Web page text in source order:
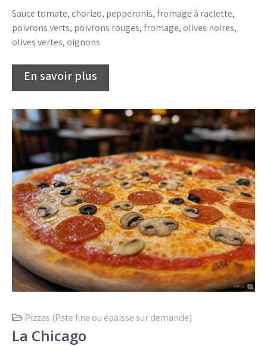
Sauce tomate, chorizo, pepperonis, fromage à raclette,
poivrons verts, poivrons rouges, fromage, olives noires,
olives vertes, oignons
Pizzas (Pate fine ou épaisse sur demande)
La Chicago